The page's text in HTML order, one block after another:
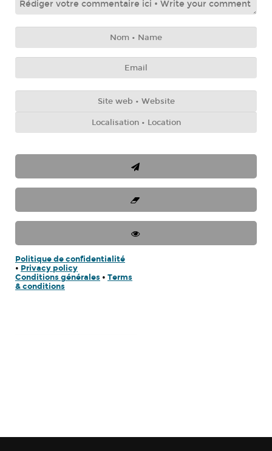
Politique de confidentialité
• Privacy policy
Conditions générales • Terms
& conditions